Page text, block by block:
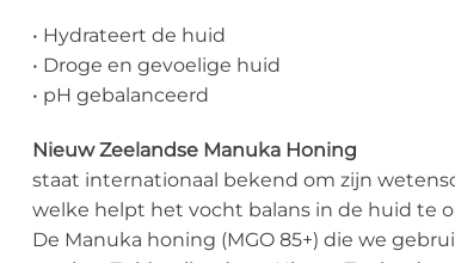
• Hydrateert de huid
• Droge en gevoelige huid
• pH gebalanceerd
Nieuw Zeelandse Manuka Honing
staat internationaal bekend om zijn
welke helpt het vocht balans in de huid te
De Manuka honing (MGO 85+) die we